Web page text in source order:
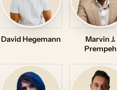
David Hegemann
Marvin J.
Prempeh